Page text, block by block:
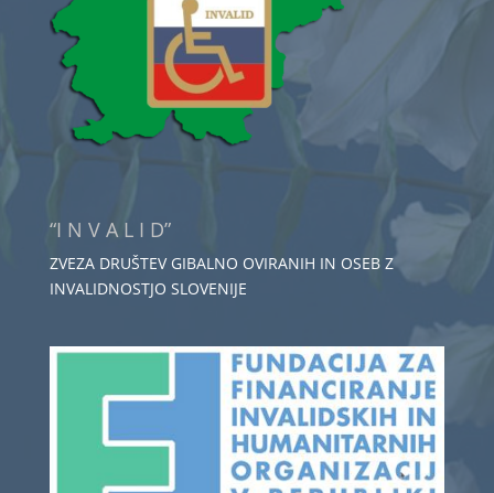
“I N V A L I D”
ZVEZA DRUŠTEV GIBALNO OVIRANIH IN OSEB Z
INVALIDNOSTJO SLOVENIJE